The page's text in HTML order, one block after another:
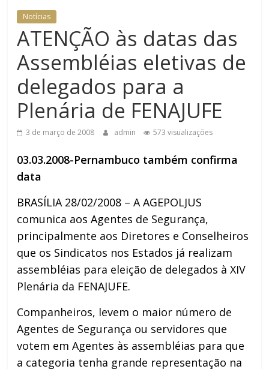
Notícias
ATENÇÃO às datas das
Assembléias eletivas de
delegados para a
Plenária de FENAJUFE
3 de março de 2008 admin 573 visualizações
03.03.2008-Pernambuco também confirma
data
BRASÍLIA 28/02/2008 – A AGEPOLJUS
comunica aos Agentes de Segurança,
principalmente aos Diretores e Conselheiros
que os Sindicatos nos Estados já realizam
assembléias para eleição de delegados à XIV
Plenária da FENAJUFE.
Companheiros, levem o maior número de
Agentes de Segurança ou servidores que
votem em Agentes às assembléias para que
a categoria tenha grande representação na